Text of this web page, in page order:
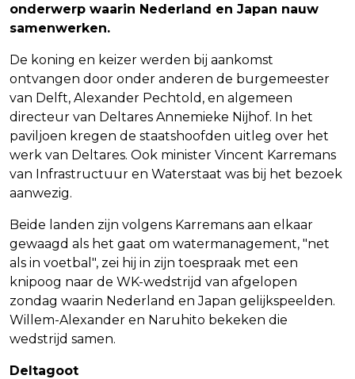
onderwerp waarin Nederland en Japan nauw
samenwerken.
De koning en keizer werden bij aankomst
ontvangen door onder anderen de burgemeester
van Delft, Alexander Pechtold, en algemeen
directeur van Deltares Annemieke Nijhof. In het
paviljoen kregen de staatshoofden uitleg over het
werk van Deltares. Ook minister Vincent Karremans
van Infrastructuur en Waterstaat was bij het bezoek
aanwezig.
Beide landen zijn volgens Karremans aan elkaar
gewaagd als het gaat om watermanagement, "net
als in voetbal", zei hij in zijn toespraak met een
knipoog naar de WK-wedstrijd van afgelopen
zondag waarin Nederland en Japan gelijkspeelden.
Willem-Alexander en Naruhito bekeken die
wedstrijd samen.
Deltagoot